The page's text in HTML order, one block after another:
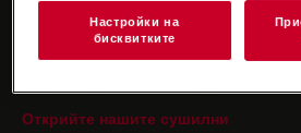
Открийте нашите сушилни
Настройки на
бисквитките